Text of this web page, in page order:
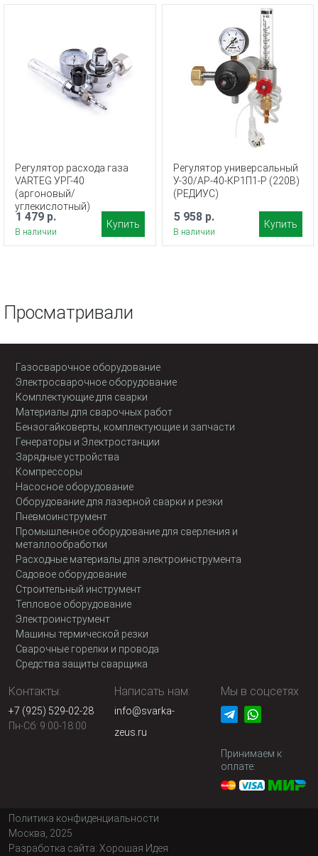
Регулятор расхода газа
VARTEG УРГ-40
(аргоновый/
углекислотный)
1 479 р.
В наличии
Купить
Регулятор универсальный
У-30/АР-40-КР1П1-Р (220В)
(РЕДИУС)
5 958 р.
В наличии
Купить
Просматривали
Газосварочное оборудование
Электросварочное оборудование
Комплектующие для сварки
Материалы для сварочных работ
Бензогайковерты, комплектующие и запчасти
Генераторы и Электростанции
Зарядные устройства
Компрессоры
Насосное оборудование
Оборудование для лазерной сварки и резки
Пневмоинструмент
Промышленное оборудование для сверления и
металлообработки
Расходные материалы для электроинструмента
Садовое оборудование
Строительный инструмент
Тепловое оборудование
Электроинструмент
Машины термической резки
Сварочные горелки и провода
Средства защиты сварщика
Контакты:
+7 (925) 529-02-28
Пн-Сб: 9:00-18:00
Написать нам:
info@svarka-
zeus.ru
Мы в соцсетях
Принимаем к
оплате:
Политика конфиденциальности
Москва, 2025
Разработка сайта: Хорошая Идея